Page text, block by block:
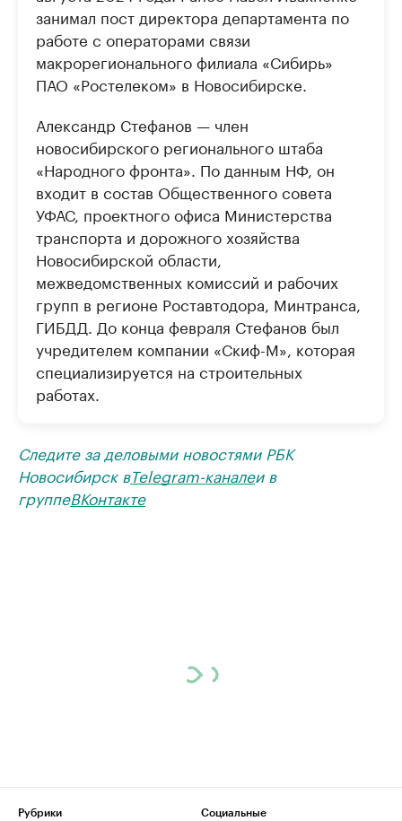
занимал пост директора департамента по
работе с операторами связи
макрорегионального филиала «Сибирь»
ПАО «Ростелеком» в Новосибирске.
Александр Стефанов — член
новосибирского регионального штаба
«Народного фронта». По данным НФ, он
входит в состав Общественного совета
УФАС, проектного офиса Министерства
транспорта и дорожного хозяйства
Новосибирской области,
межведомственных комиссий и рабочих
групп в регионе Роставтодора, Минтранса,
ГИБДД. До конца февраля Стефанов был
учредителем компании «Скиф-М», которая
специализируется на строительных
работах.
Следите за деловыми новостями РБК
Новосибирск вTelegram-каналеи в
группеВКонтакте
Рубрики
Социальные